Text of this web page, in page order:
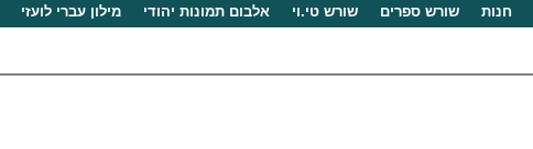
חנות שורש ספרים שורש טי.וי אלבום תמונות יהודי מילון עברי לועזי